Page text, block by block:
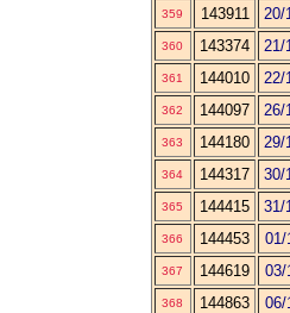
359 143911 20/
360 143374 21/
361 144010 22/
362 144097 26/
363 144180 29/
364 144317 30/
365 144415 31/
366 144453 01/
367 144619 03/
368 144863 06/